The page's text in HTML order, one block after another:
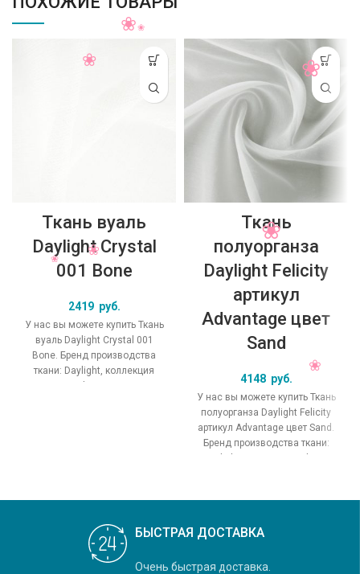
Ткань вуаль
Daylight Crystal
001 Bone
2419 руб.
У нас вы можете купить Ткань
вуаль Daylight Crystal 001
Bone. Бренд производства
ткани: Daylight, коллекция
Ткань
полуорганза
Daylight Felicity
артикул
Advantage цвет
Sand
4148 руб.
У нас вы можете купить Ткань
полуорганза Daylight Felicity
артикул Advantage цвет Sand.
Бренд производства ткани:
БЫСТРАЯ ДОСТАВКА
Очень быстрая доставка.